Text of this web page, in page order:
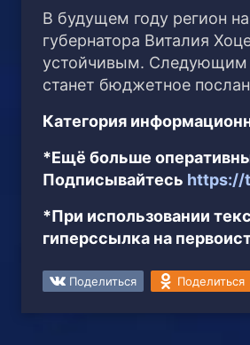
В будущем году регион
губернатора Виталия
устойчивым. Следующим
станет бюджетное
Категория
*Ещё больше
Подписывайтесь https://
*При использовании
гиперссылка на
Поделиться Поделиться